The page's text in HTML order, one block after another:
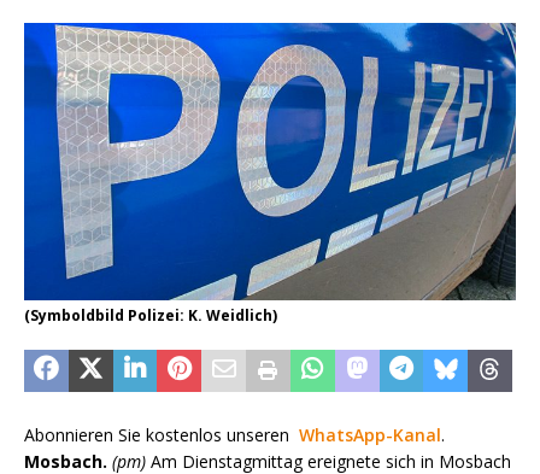
(Symboldbild Polizei: K. Weidlich)
Abonnieren Sie kostenlos unseren WhatsApp-Kanal.
Mosbach. (pm) Am Dienstagmittag ereignete sich in Mosbach